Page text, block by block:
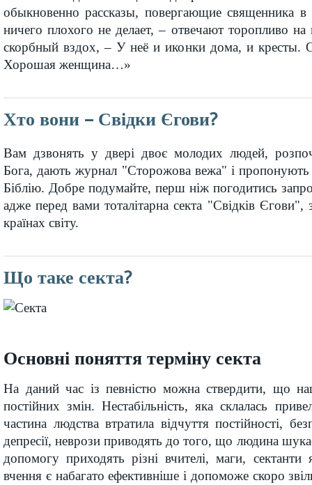
обыкновенно рассказы, повергающие священника
ничего плохого не делает, – отвечают торопливо
скорбный вздох, – У неё и иконки дома, и кресты.
Хорошая женщина…»
Хто вони – Свідки Єгови?
Вам дзвонять у двері двоє молодих людей,
Бога, дають журнал "Сторожова вежа" і
Біблію. Добре подумайте, перш ніж погодитись
адже перед вами тоталітарна секта "Свідків Єгови",
країнах світу.
Що таке секта?
Основні поняття терміну секта
На даний час із певністю можна ствердити, що
постійних змін. Нестабільність, яка склалась
частина людства втратила відчуття постійності,
депресії, неврози приводять до того, що людина
допомогу приходять різні вчителі, маги, сектанти
вчення є набагато ефективніше і допоможе скоро